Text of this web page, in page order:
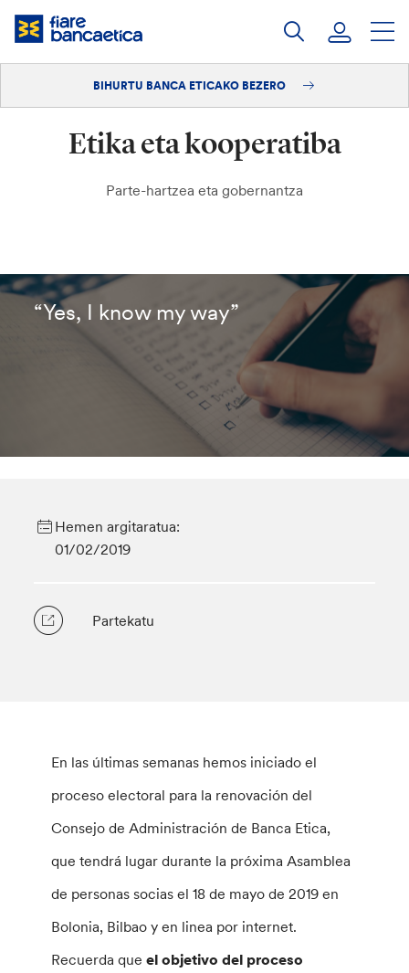
Pasatu
edukia
Bihurtu bezero
BIHURTU BANCA ETICAKO BEZERO
Etika eta kooperatiba
Parte-hartzea eta gobernantza
“Yes, I know my way”
Hemen argitaratua:
01/02/2019
Partekatu
En las últimas semanas hemos iniciado el
proceso electoral para la renovación del
Consejo de Administración de Banca Etica,
que tendrá lugar durante la próxima Asamblea
de personas socias el 18 de mayo de 2019 en
Bolonia, Bilbao y en linea por internet.
Recuerda que el objetivo del proceso